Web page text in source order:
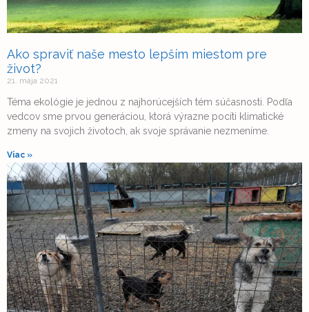
Ako spraviť naše mesto lepším miestom pre
život?
21. mája 2021
Téma ekológie je jednou z najhorúcejších tém súčasnosti. Podľa
vedcov sme prvou generáciou, ktorá výrazne pocíti klimatické
zmeny na svojich životoch, ak svoje správanie nezmeníme.
Viac »